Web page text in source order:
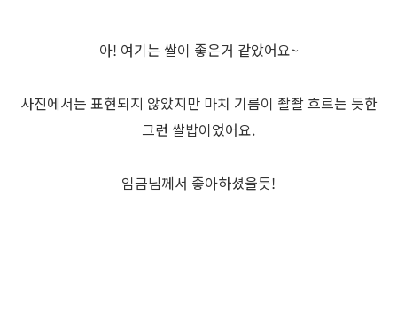
아! 여기는 쌀이 좋은거 같았어요~
사진에서는 표현되지 않았지만 마치 기름이 좔좔 흐르는 듯한
그런 쌀밥이었어요.
임금님께서 좋아하셨을듯!